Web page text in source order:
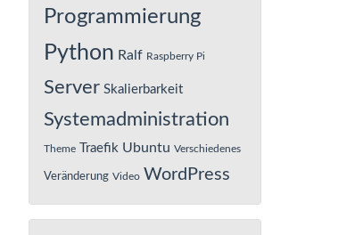
Programmierung
Python Ralf Raspberry Pi
Server Skalierbarkeit
Systemadministration
Theme Traefik Ubuntu Verschiedenes
Veränderung Video WordPress